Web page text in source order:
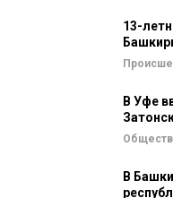
13-
В Уфе
В